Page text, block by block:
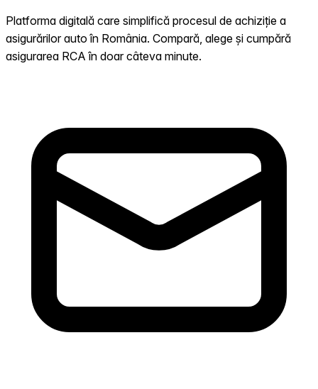
Platforma digitală care simplifică procesul de achiziție a
asigurărilor auto în România. Compară, alege și cumpără
asigurarea RCA în doar câteva minute.